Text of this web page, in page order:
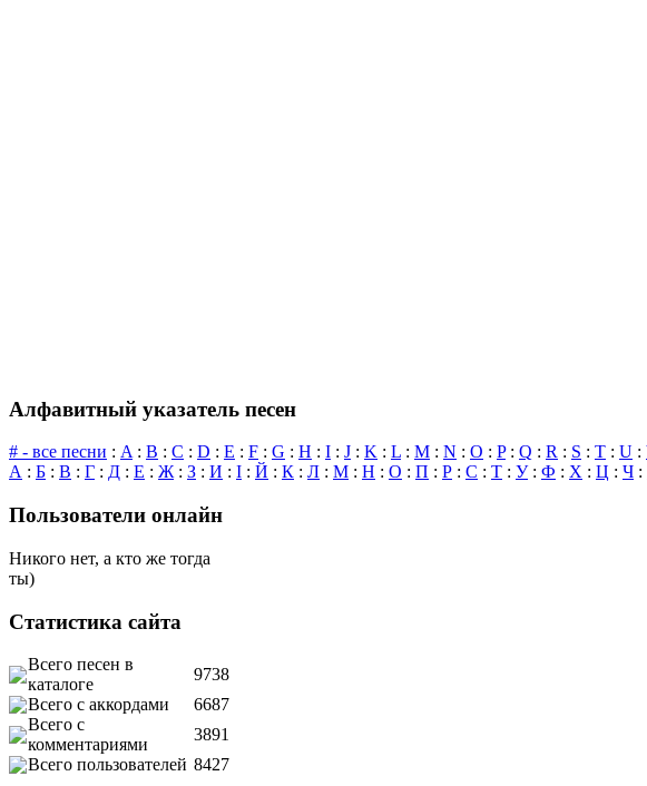
Алфавитный указатель песен
# - все песни : A: B : C : D : E : F : G : H : I : J : K : L : M : N : O : P: Q : R : S : T : U :
А : Б : В : Г : Д : Е : Ж: З : И : І : Й : К : Л : М : Н : О : П : Р : С : Т : У: Ф : Х : Ц : Ч :
Пользователи онлайн
Никого нет, а кто же тогда
ты)
Статистика сайта
Всего песен в
каталоге
9738
Всего с аккордами
6687
Всего с
комментариями
3891
Всего пользователей 8427